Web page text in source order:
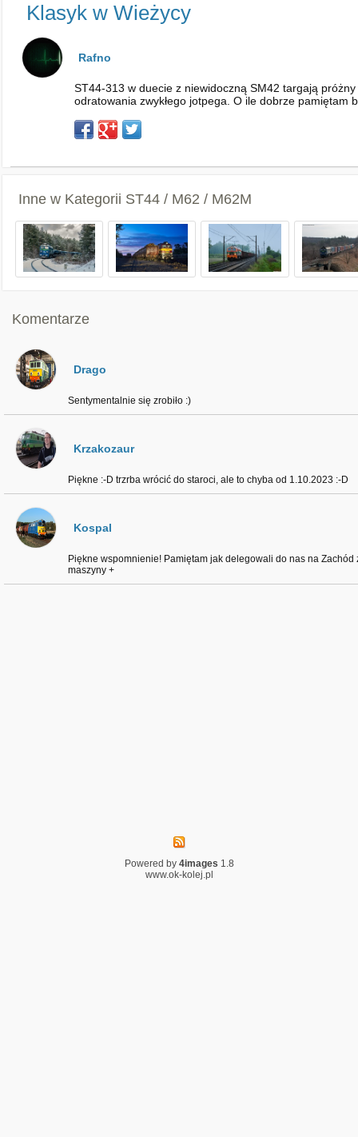
Klasyk w Wieżycy
Rafno
ST44-313 w duecie z niewidoczną SM42 targają
odratowania zwykłego jotpega. O ile dobrze pamiętam
Inne w Kategorii ST44 / M62 / M62M
Komentarze
Drago
Sentymentalnie się zrobiło :)
Krzakozaur
Piękne :⁠-⁠D trzrba wrócić do staroci, ale to chyba od 1.10.2023 :⁠-⁠D
Kospal
Piękne wspomnienie! Pamiętam jak delegowali do nas na
maszyny +
Powered by 4images 1.8
www.ok-kolej.pl